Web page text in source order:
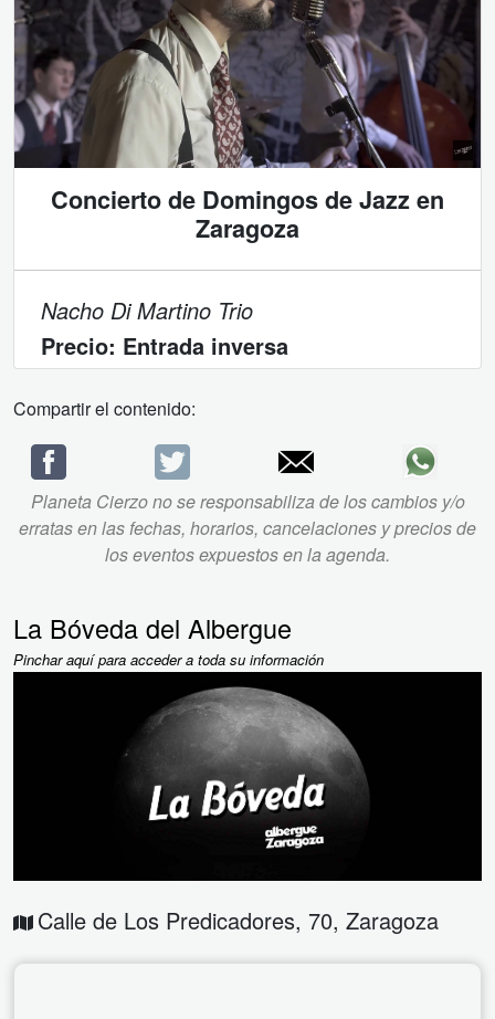
Concierto de Domingos de Jazz en
Zaragoza
Nacho Di Martino Trio
Precio: Entrada inversa
Compartir el contenido:
Planeta Cierzo no se responsabiliza de los cambios y/o
erratas en las fechas, horarios, cancelaciones y precios de
los eventos expuestos en la agenda.
La Bóveda del Albergue
Pinchar aquí para acceder a toda su información
Calle de Los Predicadores, 70, Zaragoza